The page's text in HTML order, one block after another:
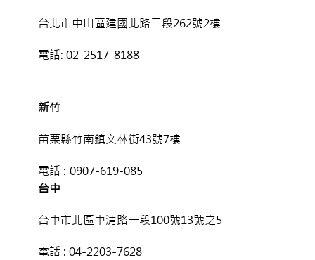
台北市中山區建國北路二段262號2樓
電話:02-2517-8188
新竹
苗栗縣竹南鎮文林街43號7樓
電話 :0907-619-085
台中
台中市北區中清路一段100號13號之5
電話 :04-2203-7628